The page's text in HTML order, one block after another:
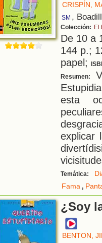
CRISPÍN,
SM ,
Colección: El
De 10 a
144 p.;
papel;
Resumen:
esta
explicar
Temática:
Fama,
¿Soy
BENTON,